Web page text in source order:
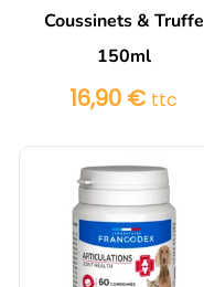
Coussinets & Truffe
150ml
16,90 € ttc